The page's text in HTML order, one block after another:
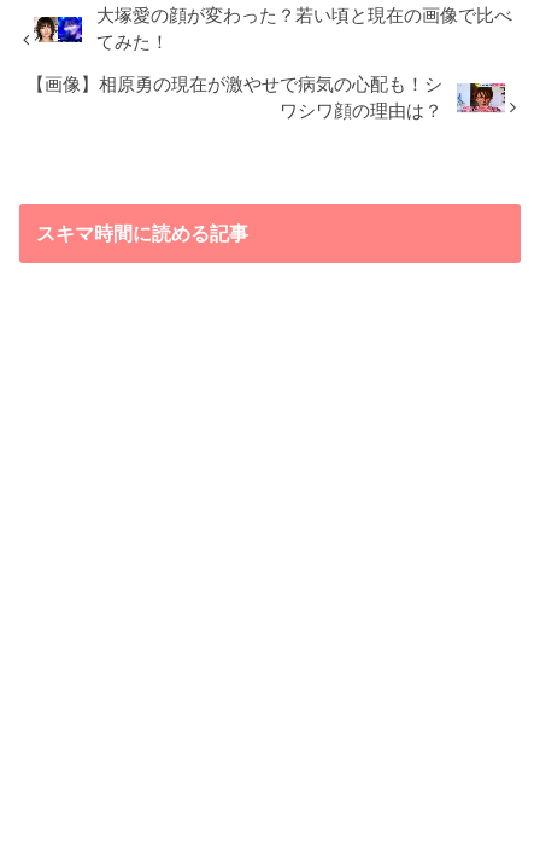
大塚愛の顔が変わった？若い頃と現在の画像で比べ
てみた！
【画像】相原勇の現在が激やせで病気の心配も！シ
ワシワ顔の理由は？
スキマ時間に読める記事